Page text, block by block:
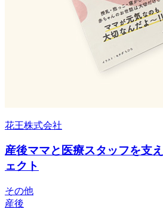
花王株式会社
産後ママと医療スタッフを支
ェクト
その他
産後